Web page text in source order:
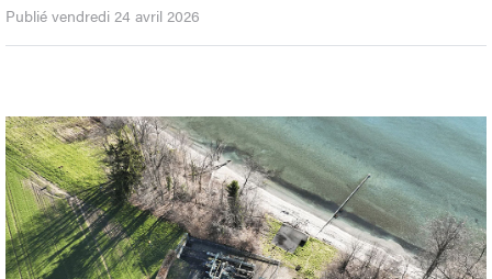
Publié vendredi 24 avril 2026